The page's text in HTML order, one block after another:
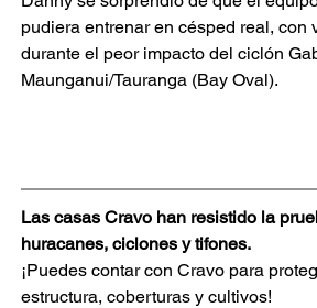
pudiera entrenar en césped real, con
durante el peor impacto del ciclón
Maunganui/Tauranga (Bay Oval).
Las casas Cravo han resistido la
huracanes, ciclones y tifones.
¡Puedes contar con Cravo para
estructura, coberturas y cultivos!